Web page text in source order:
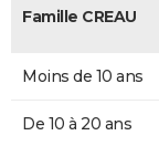
Famille CREAU
Moins de 10 ans
De 10 à 20 ans